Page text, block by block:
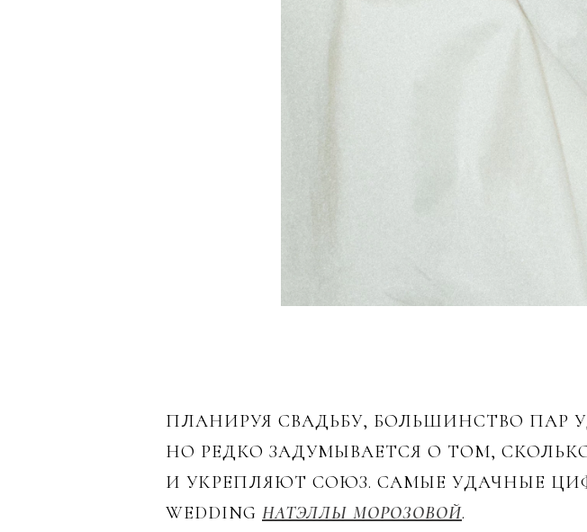
ПЛАНИРУЯ СВАДЬБУ, БОЛЬШИНСТВО ПАР
НО РЕДКО ЗАДУМЫВАЕТСЯ О ТОМ,
И УКРЕПЛЯЮТ СОЮЗ. САМЫЕ УДАЧНЫЕ
WEDDING НАТЭЛЛЫ МОРОЗОВОЙ.